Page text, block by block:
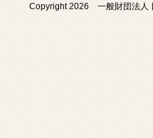
Copyright2026 一般財団法人